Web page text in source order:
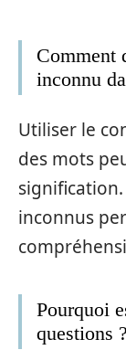
Comment
inconnu
Utiliser le
des mots
signification.
inconnus
Pourquoi
questions ?